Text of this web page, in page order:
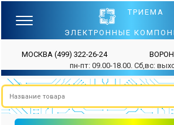
ТРИЕМА
ЭЛЕКТРОННЫЕ
МОСКВА (499) 322-26-24
пн-пт: 09.00-18.00. Сб,вс: